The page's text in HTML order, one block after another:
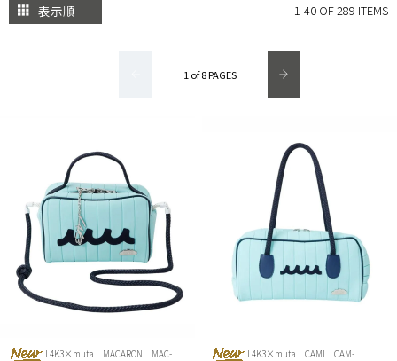
1-40 OF 289 ITEMS
表示順
1 of 8 PAGES
L4K3×muta MACARON MAC-
L4K3×muta CAMI CAM-